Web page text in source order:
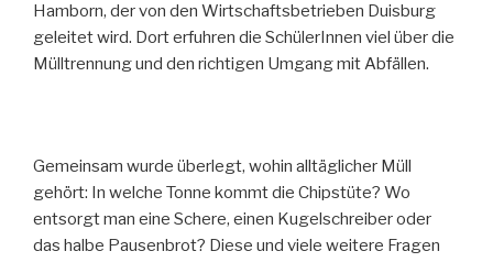
Hamborn, der von den Wirtschaftsbetrieben Duisburg
geleitet wird. Dort erfuhren die SchülerInnen viel über die
Mülltrennung und den richtigen Umgang mit Abfällen.
Gemeinsam wurde überlegt, wohin alltäglicher Müll
gehört: In welche Tonne kommt die Chipstüte? Wo
entsorgt man eine Schere, einen Kugelschreiber oder
das halbe Pausenbrot? Diese und viele weitere Fragen